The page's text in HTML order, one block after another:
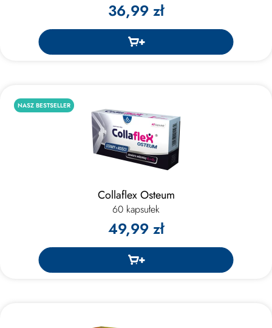
36,99 zł
NASZ BESTSELLER
Collaflex Osteum
60 kapsułek
49,99 zł